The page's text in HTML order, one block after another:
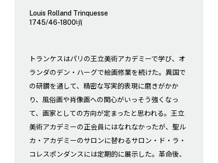
Louis Rolland Trinquesse
1745/46-1800頃
トランケスはパリの王立美術アカデミーで学び、オ
ランダのデン・ハーグで絵画修業を続けた。異国で
の研鑽を通して、精密な写実的表現に磨きがかか
り、風俗画や肖像画への関心がいっそう強くなっ
て、画家としての方向が定まったと思われる。王立
美術アカデミーの正会員にはなれなかったが、聖ル
カ・アカデミーのサロンに替わるサロン・ド・ラ・
コレスポンダンスには定期的に展示した。革命後、